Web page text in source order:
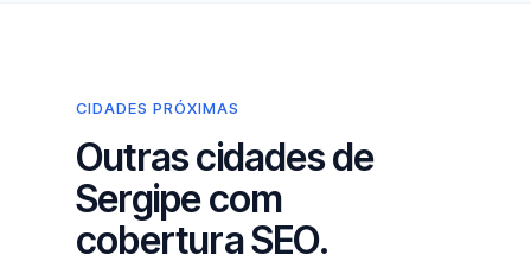
CIDADES PRÓXIMAS
Outras cidades de
Sergipe com
cobertura SEO.